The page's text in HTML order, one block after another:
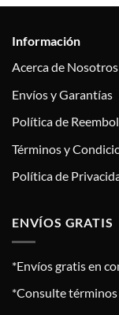
Información
Acerca de Nosotros
Envíos y Garantías
Política de
Términos y
Política de
ENVÍOS GRATIS
*Envíos gratis en
*Consulte